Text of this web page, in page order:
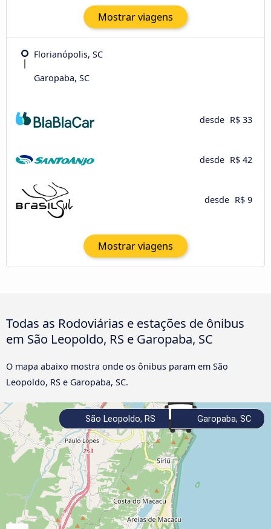
Mostrar viagens
Florianópolis, SC
Garopaba, SC
desde R$ 33
desde R$ 42
desde R$ 9
Mostrar viagens
Todas as Rodoviárias e estações de ônibus
em São Leopoldo, RS e Garopaba, SC
O mapa abaixo mostra onde os ônibus param em São
Leopoldo, RS e Garopaba, SC.
São Leopoldo, RS Garopaba, SC